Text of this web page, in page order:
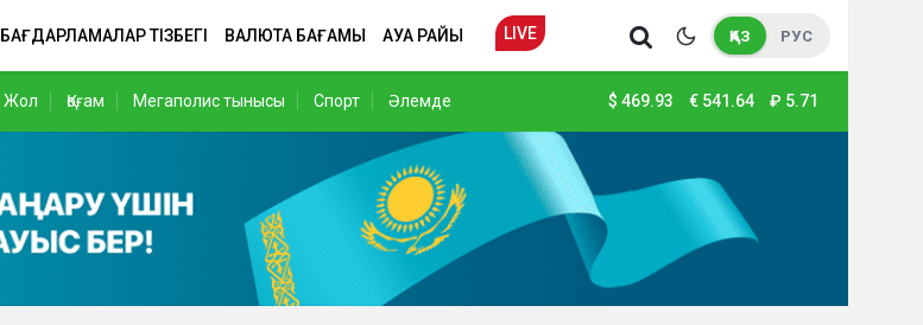
БАҒДАРЛАМАЛАР ТІЗБЕГІ ВАЛЮТА БАҒАМЫ АУА РАЙЫ LIVE ҚАЗ РУС
Жол Қоғам Мегаполис тынысы Спорт Әлемде $ 469.93 € 541.64 ₽ 5.71